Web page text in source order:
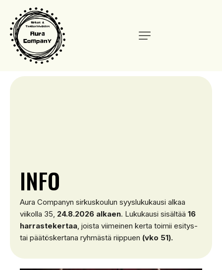
INFO
Aura Companyn sirkuskoulun syyslukukausi alkaa
viikolla 35, 24.8.2026 alkaen. Lukukausi sisältää 16
harrastekertaa, joista viimeinen kerta toimii esitys-
tai päätöskertana ryhmästä riippuen (vko 51).